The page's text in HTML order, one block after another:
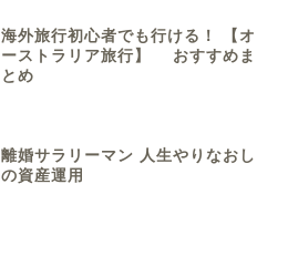
海外旅行初心者でも行ける！ 【オ
ーストラリア旅行】 おすすめま
とめ
離婚サラリーマン 人生やりなおし
の資産運用